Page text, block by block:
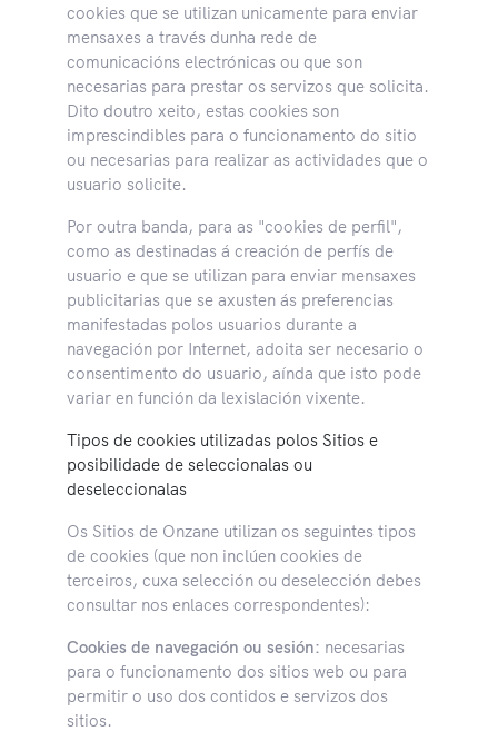
cookies que se utilizan unicamente para enviar
mensaxes a través dunha rede de
comunicacións electrónicas ou que son
necesarias para prestar os servizos que solicita.
Dito doutro xeito, estas cookies son
imprescindibles para o funcionamento do sitio
ou necesarias para realizar as actividades que o
usuario solicite.
Por outra banda, para as "cookies de perfil",
como as destinadas á creación de perfís de
usuario e que se utilizan para enviar mensaxes
publicitarias que se axusten ás preferencias
manifestadas polos usuarios durante a
navegación por Internet, adoita ser necesario o
consentimento do usuario, aínda que isto pode
variar en función da lexislación vixente.
Tipos de cookies utilizadas polos Sitios e
posibilidade de seleccionalas ou
deseleccionalas
Os Sitios de Onzane utilizan os seguintes tipos
de cookies (que non inclúen cookies de
terceiros, cuxa selección ou deselección debes
consultar nos enlaces correspondentes):
Cookies de navegación ou sesión: necesarias
para o funcionamento dos sitios web ou para
permitir o uso dos contidos e servizos dos
sitios.